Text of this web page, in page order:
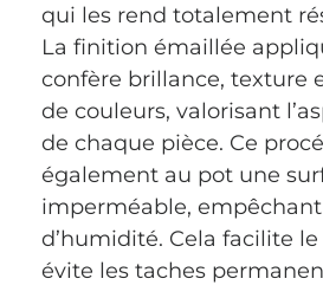
qui les rend totalement
La finition émaillée
confère brillance, texture
de couleurs, valorisant
de chaque pièce. Ce
également au pot une
imperméable, empêchant
d’humidité. Cela facilite
évite les taches